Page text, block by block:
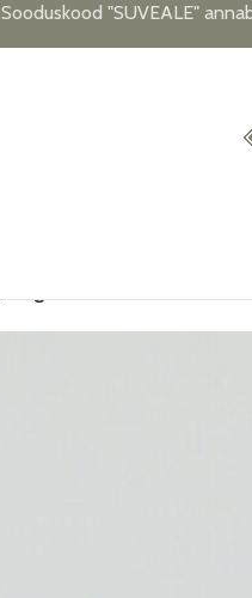
Sooduskood "SUVEALE"